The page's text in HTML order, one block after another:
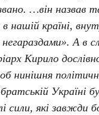
…він назвав
в нашій країні,
А в
Кирило
нинішня
Україні
сили, які завжди